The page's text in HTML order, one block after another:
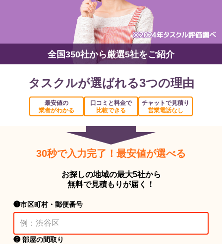
全国350社から厳選5社をご紹介
タスクルが選ばれる3つの理由
最安値の
業者がわかる
口コミと料金で
比較できる
チャットで見積り
営業電話なし
30秒で入力完了！最安値が選べる
お探しの地域の最大5社から
無料で見積もりが届く！
❶市区町村・郵便番号
❷ 部屋の間取り